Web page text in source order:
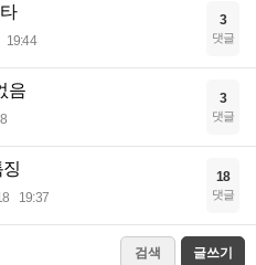
19:44
3
댓글
음 3
댓글
19:37
18
댓글
검색 글쓰기